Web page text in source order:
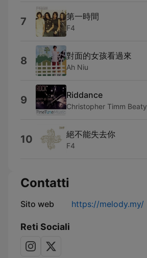
7 第一時間
F4
8 對面的女孩看過來
Ah Niu
9 Riddance
Christopher Timm Beaty
10 絕不能失去你
F4
Contatti
Sito web https://melody.my/
Reti Sociali